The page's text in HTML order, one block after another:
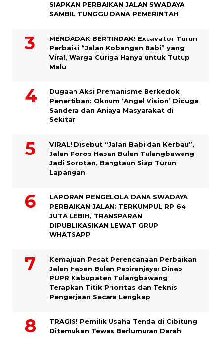
SIAPKAN PERBAIKAN JALAN SWADAYA
SAMBIL TUNGGU DANA PEMERINTAH
MENDADAK BERTINDAK! Excavator Turun
Perbaiki “Jalan Kobangan Babi” yang
Viral, Warga Curiga Hanya untuk Tutup
Malu
Dugaan Aksi Premanisme Berkedok
Penertiban: Oknum ‘Angel Vision’ Diduga
Sandera dan Aniaya Masyarakat di
Sekitar
VIRAL! Disebut “Jalan Babi dan Kerbau”,
Jalan Poros Hasan Bulan Tulangbawang
Jadi Sorotan, Bangtaun Siap Turun
Lapangan
LAPORAN PENGELOLA DANA SWADAYA
PERBAIKAN JALAN: TERKUMPUL RP 64
JUTA LEBIH, TRANSPARAN
DIPUBLIKASIKAN LEWAT GRUP
WHATSAPP
Kemajuan Pesat Perencanaan Perbaikan
Jalan Hasan Bulan Pasiranjaya: Dinas
PUPR Kabupaten Tulangbawang
Terapkan Titik Prioritas dan Teknis
Pengerjaan Secara Lengkap
TRAGIS! Pemilik Usaha Tenda di Cibitung
Ditemukan Tewas Berlumuran Darah